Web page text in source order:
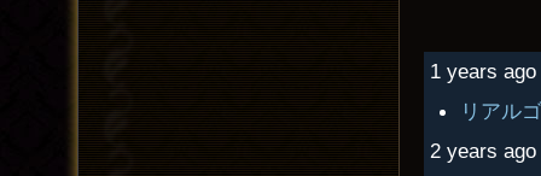
1 years
リアル
2 years